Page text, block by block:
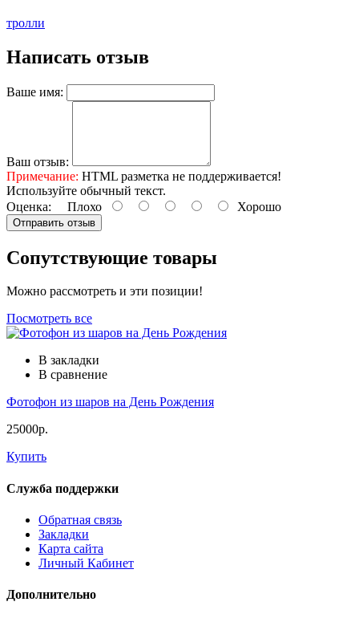
тролли
Написать отзыв
Ваше имя:
Ваш отзыв:
Примечание: HTML разметка не поддерживается!
Используйте обычный текст.
Оценка: Плохо Хорошо
Отправить отзыв
Сопутствующие товары
Можно рассмотреть и эти позиции!
Посмотреть все
В закладки
В сравнение
Фотофон из шаров на День Рождения
25000р.
Купить
Служба поддержки
Обратная связь
Закладки
Карта сайта
Личный Кабинет
Дополнительно